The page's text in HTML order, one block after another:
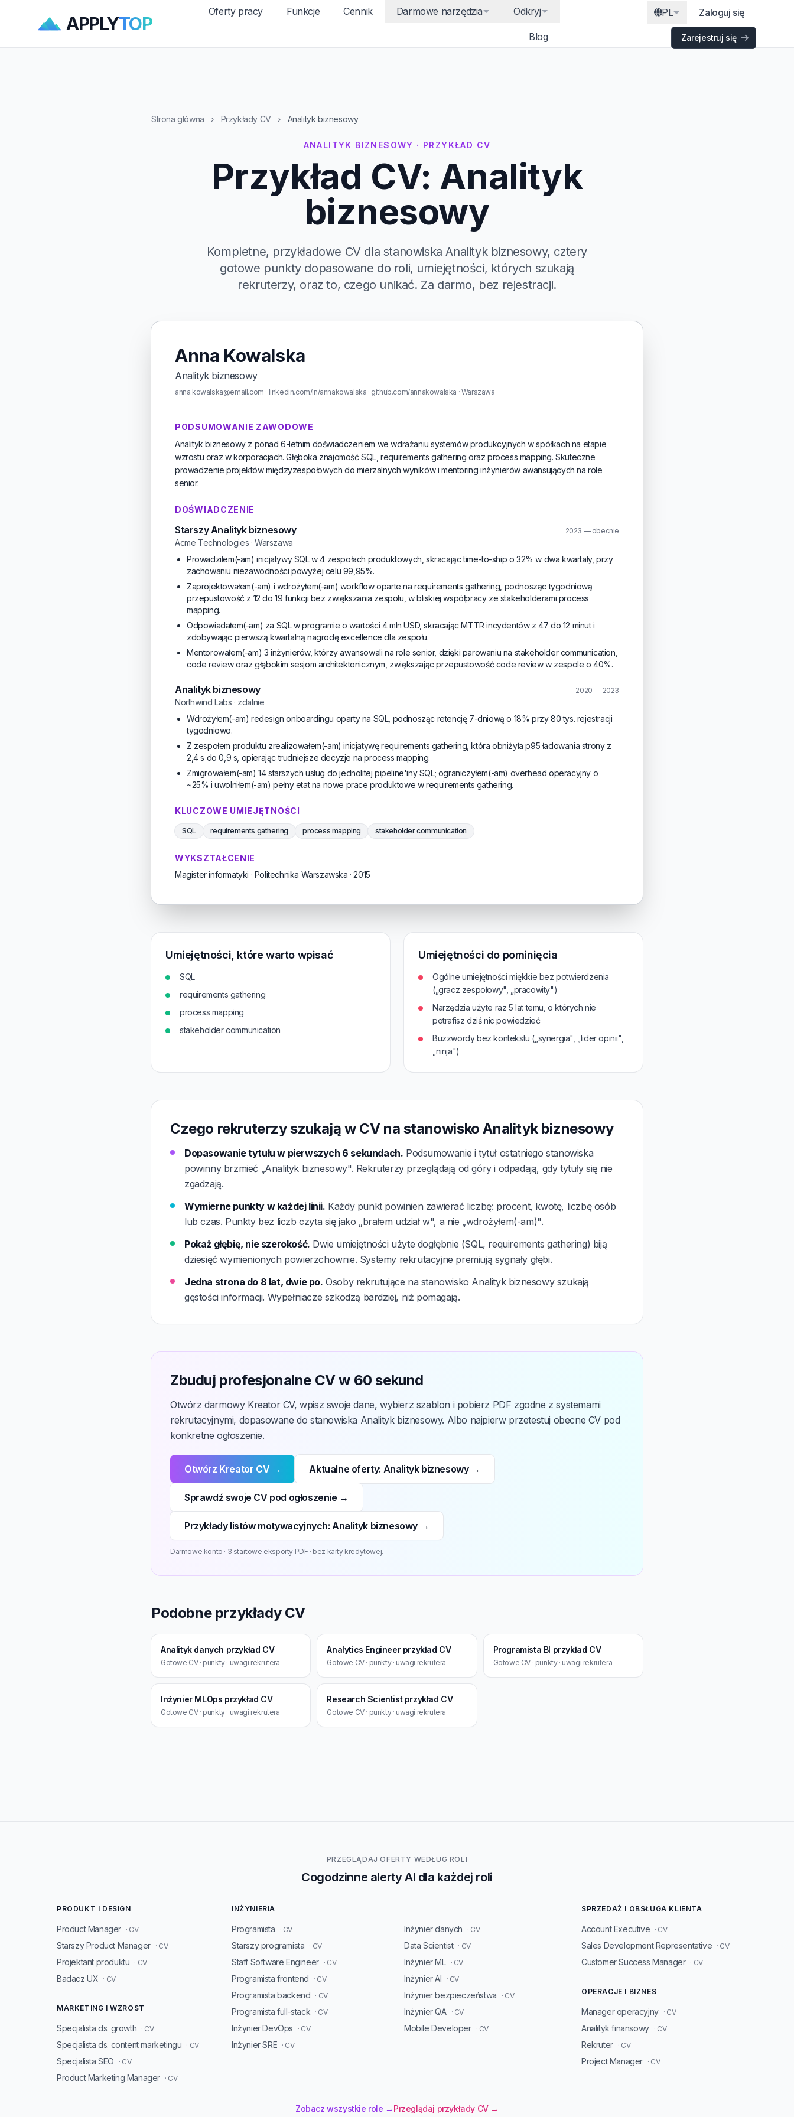
APPLYTOP
Oferty pracy Funkcje Cennik Darmowe narzędzia Odkryj
Blog
PL Zaloguj się
Zarejestruj się
Strona główna › Przykłady CV › Analityk biznesowy
ANALITYK BIZNESOWY · PRZYKŁAD CV
Przykład CV: Analityk
biznesowy
Kompletne, przykładowe CV dla stanowiska Analityk biznesowy, cztery
gotowe punkty dopasowane do roli, umiejętności, których szukają
rekruterzy, oraz to, czego unikać. Za darmo, bez rejestracji.
Anna Kowalska
Analityk biznesowy
anna.kowalska@email.com · linkedin.com/in/annakowalska · github.com/annakowalska · Warszawa
PODSUMOWANIE ZAWODOWE
Analityk biznesowy z ponad 6-letnim doświadczeniem we wdrażaniu systemów produkcyjnych w spółkach na etapie
wzrostu oraz w korporacjach. Głęboka znajomość SQL, requirements gathering oraz process mapping. Skuteczne
prowadzenie projektów międzyzespołowych do mierzalnych wyników i mentoring inżynierów awansujących na role
senior.
DOŚWIADCZENIE
Starszy Analityk biznesowy 2023 — obecnie
Acme Technologies · Warszawa
Prowadziłem(-am) inicjatywy SQL w 4 zespołach produktowych, skracając time-to-ship o 32% w dwa kwartały, przy
zachowaniu niezawodności powyżej celu 99,95%.
Zaprojektowałem(-am) i wdrożyłem(-am) workflow oparte na requirements gathering, podnosząc tygodniową
przepustowość z 12 do 19 funkcji bez zwiększania zespołu, w bliskiej współpracy ze stakeholderami process
mapping.
Odpowiadałem(-am) za SQL w programie o wartości 4 mln USD, skracając MTTR incydentów z 47 do 12 minut i
zdobywając pierwszą kwartalną nagrodę excellence dla zespołu.
Mentorowałem(-am) 3 inżynierów, którzy awansowali na role senior, dzięki parowaniu na stakeholder communication,
code review oraz głębokim sesjom architektonicznym, zwiększając przepustowość code review w zespole o 40%.
Analityk biznesowy 2020 — 2023
Northwind Labs · zdalnie
Wdrożyłem(-am) redesign onboardingu oparty na SQL, podnosząc retencję 7-dniową o 18% przy 80 tys. rejestracji
tygodniowo.
Z zespołem produktu zrealizowałem(-am) inicjatywę requirements gathering, która obniżyła p95 ładowania strony z
2,4 s do 0,9 s, opierając trudniejsze decyzje na process mapping.
Zmigrowałem(-am) 14 starszych usług do jednolitej pipeline'iny SQL; ograniczyłem(-am) overhead operacyjny o
~25% i uwolniłem(-am) pełny etat na nowe prace produktowe w requirements gathering.
KLUCZOWE UMIEJĘTNOŚCI
SQL requirements gathering process mapping stakeholder communication
WYKSZTAŁCENIE
Magister informatyki · Politechnika Warszawska · 2015
Umiejętności, które warto wpisać
SQL
requirements gathering
process mapping
stakeholder communication
Umiejętności do pominięcia
Ogólne umiejętności miękkie bez potwierdzenia
(„gracz zespołowy", „pracowity")
Narzędzia użyte raz 5 lat temu, o których nie
potrafisz dziś nic powiedzieć
Buzzwordy bez kontekstu („synergia", „lider opinii",
„ninja")
Czego rekruterzy szukają w CV na stanowisko Analityk biznesowy
Dopasowanie tytułu w pierwszych 6 sekundach. Podsumowanie i tytuł ostatniego stanowiska
powinny brzmieć „Analityk biznesowy". Rekruterzy przeglądają od góry i odpadają, gdy tytuły się nie
zgadzają.
Wymierne punkty w każdej linii. Każdy punkt powinien zawierać liczbę: procent, kwotę, liczbę osób
lub czas. Punkty bez liczb czyta się jako „brałem udział w", a nie „wdrożyłem(-am)".
Pokaż głębię, nie szerokość. Dwie umiejętności użyte dogłębnie (SQL, requirements gathering) biją
dziesięć wymienionych powierzchownie. Systemy rekrutacyjne premiują sygnały głębi.
Jedna strona do 8 lat, dwie po. Osoby rekrutujące na stanowisko Analityk biznesowy szukają
gęstości informacji. Wypełniacze szkodzą bardziej, niż pomagają.
Zbuduj profesjonalne CV w 60 sekund
Otwórz darmowy Kreator CV, wpisz swoje dane, wybierz szablon i pobierz PDF zgodne z systemami
rekrutacyjnymi, dopasowane do stanowiska Analityk biznesowy. Albo najpierw przetestuj obecne CV pod
konkretne ogłoszenie.
Otwórz Kreator CV → Aktualne oferty: Analityk biznesowy →
Sprawdź swoje CV pod ogłoszenie →
Przykłady listów motywacyjnych: Analityk biznesowy →
Darmowe konto · 3 startowe eksporty PDF · bez karty kredytowej.
Podobne przykłady CV
Analityk danych przykład CV
Gotowe CV · punkty · uwagi rekrutera
Analytics Engineer przykład CV
Gotowe CV · punkty · uwagi rekrutera
Programista BI przykład CV
Gotowe CV · punkty · uwagi rekrutera
Inżynier MLOps przykład CV
Gotowe CV · punkty · uwagi rekrutera
Research Scientist przykład CV
Gotowe CV · punkty · uwagi rekrutera
PRZEGLĄDAJ OFERTY WEDŁUG ROLI
Cogodzinne alerty AI dla każdej roli
PRODUKT I DESIGN
Product Manager · CV
Starszy Product Manager · CV
Projektant produktu · CV
Badacz UX · CV
MARKETING I WZROST
Specjalista ds. growth · CV
Specjalista ds. content marketingu · CV
Specjalista SEO · CV
Product Marketing Manager · CV
INŻYNIERIA
Programista · CV
Starszy programista · CV
Staff Software Engineer · CV
Programista frontend · CV
Programista backend · CV
Programista full-stack · CV
Inżynier DevOps · CV
Inżynier SRE · CV
Inżynier danych · CV
Data Scientist · CV
Inżynier ML · CV
Inżynier AI · CV
Inżynier bezpieczeństwa · CV
Inżynier QA · CV
Mobile Developer · CV
SPRZEDAŻ I OBSŁUGA KLIENTA
Account Executive · CV
Sales Development Representative · CV
Customer Success Manager · CV
OPERACJE I BIZNES
Manager operacyjny · CV
Analityk finansowy · CV
Rekruter · CV
Project Manager · CV
Zobacz wszystkie role → Przeglądaj przykłady CV →